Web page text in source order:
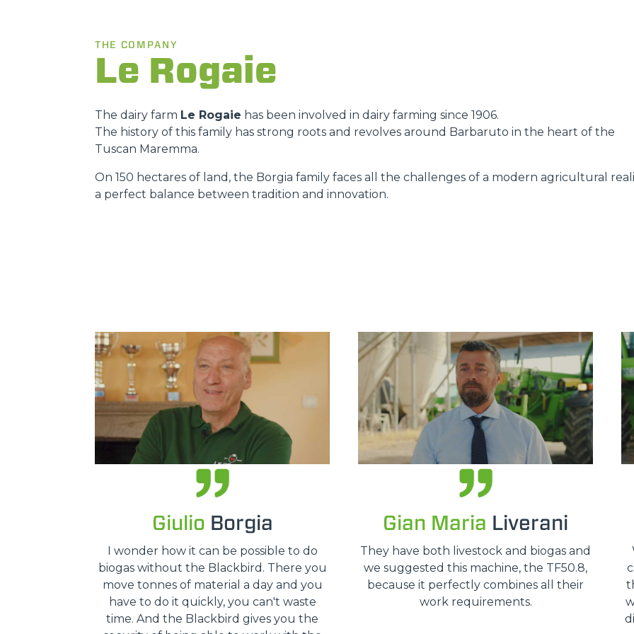
FORKS AND CLAMPS
SPECIAL
THE COMPANY
Le Rogaie
The dairy farm Le Rogaie has been involved in dairy farming since 1906.
The history of this family has strong roots and revolves around Barbaruto in the heart of the
Tuscan Maremma.
On 150 hectares of land, the Borgia family faces all the challenges of a modern agricultural
a perfect balance between tradition and innovation.
Giulio Borgia
I wonder how it can be possible to do
biogas without the Blackbird. There you
move tonnes of material a day and you
have to do it quickly, you can't waste
time. And the Blackbird gives you the
Gian Maria Liverani
They have both livestock and biogas and
we suggested this machine, the TF50.8,
because it perfectly combines all their
work requirements.